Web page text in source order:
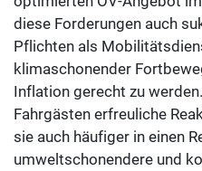
diese Forderungen auch
Pflichten als
klimaschonender
Inflation gerecht zu
Fahrgästen erfreuliche
sie auch häufiger in einen
umweltschonendere und